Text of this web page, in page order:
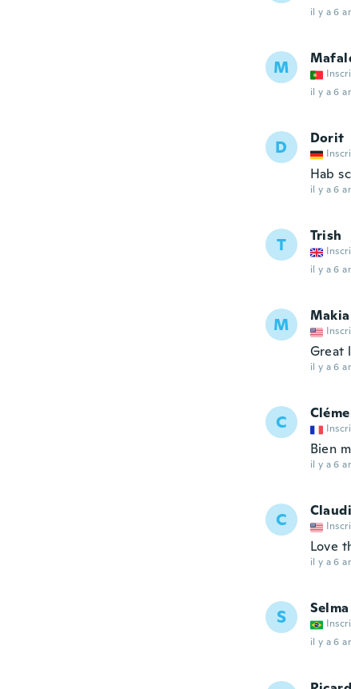
il y a 6
M
il y a 6
D Dorit
Hab
il y a 6
T Trish
il y a 6
M Makia
Great
il y a 6
C
Bien
il y a 6
C
Love
il y a 6
S Selma
il y a 6